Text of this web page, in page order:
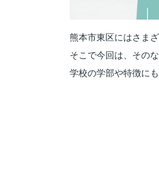
熊本市東区にはさま
そこで今回は、その
学校の学部や特徴に